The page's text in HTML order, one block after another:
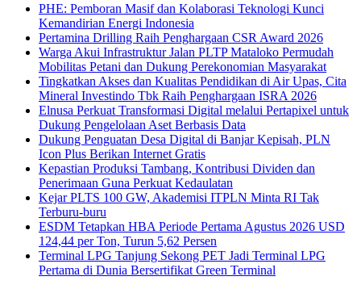
PHE: Pemboran Masif dan Kolaborasi Teknologi Kunci
Kemandirian Energi Indonesia
Pertamina Drilling Raih Penghargaan CSR Award 2026
Warga Akui Infrastruktur Jalan PLTP Mataloko Permudah
Mobilitas Petani dan Dukung Perekonomian Masyarakat
Tingkatkan Akses dan Kualitas Pendidikan di Air Upas, Cita
Mineral Investindo Tbk Raih Penghargaan ISRA 2026
Elnusa Perkuat Transformasi Digital melalui Pertapixel untuk
Dukung Pengelolaan Aset Berbasis Data
Dukung Penguatan Desa Digital di Banjar Kepisah, PLN
Icon Plus Berikan Internet Gratis
Kepastian Produksi Tambang, Kontribusi Dividen dan
Penerimaan Guna Perkuat Kedaulatan
Kejar PLTS 100 GW, Akademisi ITPLN Minta RI Tak
Terburu-buru
ESDM Tetapkan HBA Periode Pertama Agustus 2026 USD
124,44 per Ton, Turun 5,62 Persen
Terminal LPG Tanjung Sekong PET Jadi Terminal LPG
Pertama di Dunia Bersertifikat Green Terminal